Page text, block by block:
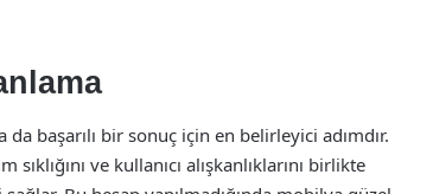
da başarılı bir sonuç için en belirleyici adımdır.
ve kullanıcı alışkanlıklarını birlikte